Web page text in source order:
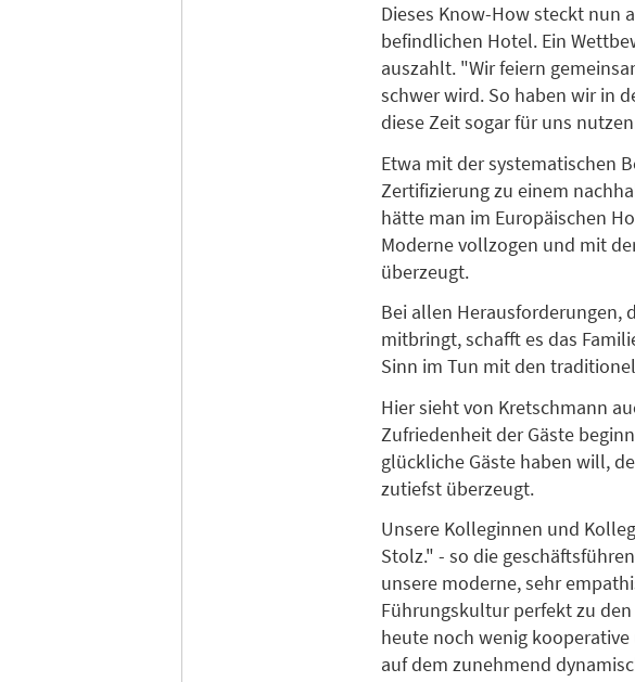
Dieses Know-How steckt nun
befindlichen Hotel. Ein
auszahlt. "Wir feiern
schwer wird. So haben wir in
diese Zeit sogar für uns
Etwa mit der systematischen
Zertifizierung zu einem
hätte man im Europäischen
Moderne vollzogen und mit
überzeugt.
Bei allen Herausforderungen,
mitbringt, schafft es das
Sinn im Tun mit den
Hier sieht von Kretschmann
Zufriedenheit der Gäste
glückliche Gäste haben will,
zutiefst überzeugt.
Unsere Kolleginnen und
Stolz." - so die
unsere moderne, sehr
Führungskultur perfekt zu
heute noch wenig
auf dem zunehmend